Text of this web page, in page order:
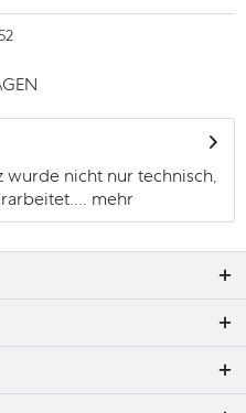
wurde nicht nur technisch,
mehr